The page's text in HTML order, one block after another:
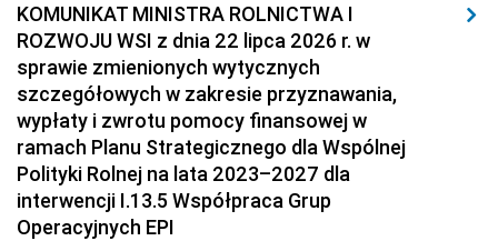
KOMUNIKAT MINISTRA ROLNICTWA I
ROZWOJU WSI z dnia 22 lipca 2026 r. w
sprawie zmienionych wytycznych
szczegółowych w zakresie przyznawania,
wypłaty i zwrotu pomocy finansowej w
ramach Planu Strategicznego dla Wspólnej
Polityki Rolnej na lata 2023–2027 dla
interwencji I.13.5 Współpraca Grup
Operacyjnych EPI